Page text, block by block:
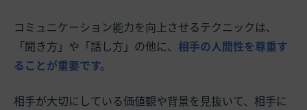
コミュニケーション能力を向上させるテクニックは、
「聞き方」や「話し方」の他に、 相手の人間性を尊重す
ることが重要です。
相手が大切にしている価値観や背景を見抜いて、相手に